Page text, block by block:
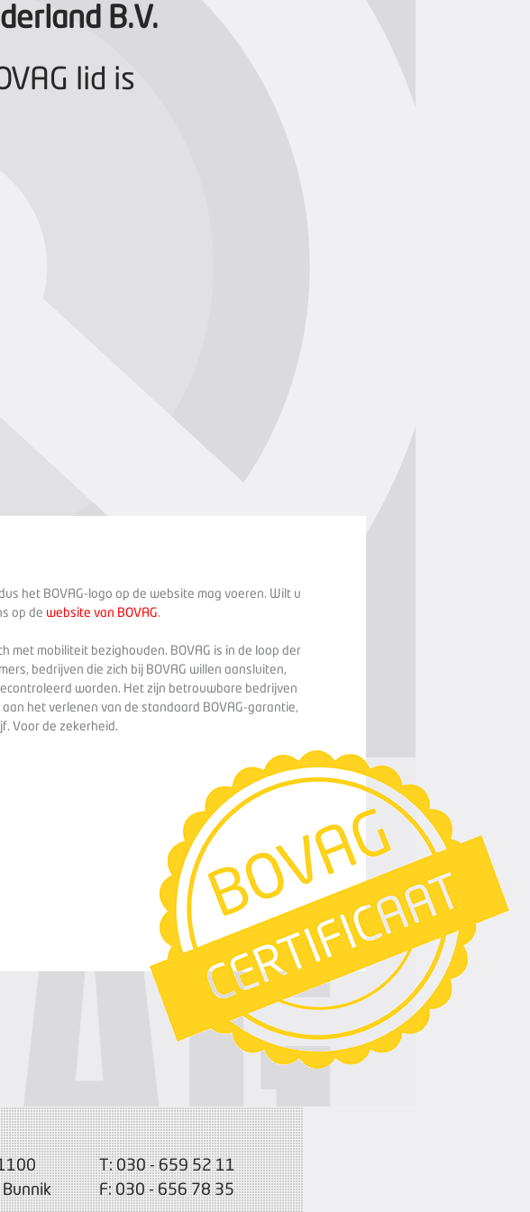
B.V.
lid is
het BOVAG-logo op de website mag voeren. Wilt u
op de website van BOVAG.
met mobiliteit bezighouden. BOVAG is in de loop der
bedrijven die zich bij BOVAG willen aansluiten,
worden. Het zijn betrouwbare bedrijven
het verlenen van de standaard BOVAG-garantie,
Voor de zekerheid.
T: 030 - 659 52 11
F: 030 - 656 78 35